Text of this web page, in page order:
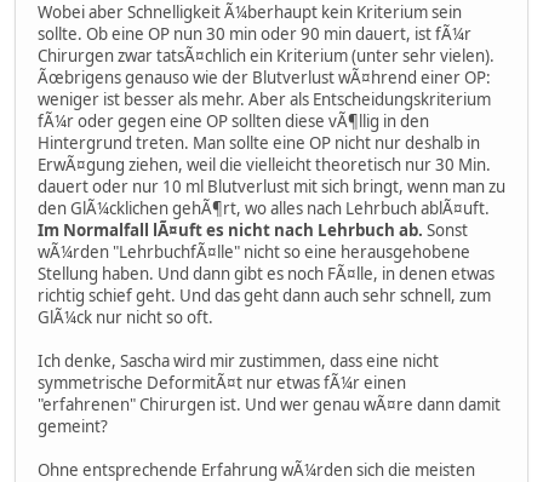
Wobei aber Schnelligkeit Ã¼berhaupt kein Kriterium sein
sollte. Ob eine OP nun 30 min oder 90 min dauert, ist fÃ¼r
Chirurgen zwar tatsÃ¤chlich ein Kriterium (unter sehr vielen).
Ãœbrigens genauso wie der Blutverlust wÃ¤hrend einer OP:
weniger ist besser als mehr. Aber als Entscheidungskriterium
fÃ¼r oder gegen eine OP sollten diese vÃ¶llig in den
Hintergrund treten. Man sollte eine OP nicht nur deshalb in
ErwÃ¤gung ziehen, weil die vielleicht theoretisch nur 30 Min.
dauert oder nur 10 ml Blutverlust mit sich bringt, wenn man zu
den GlÃ¼cklichen gehÃ¶rt, wo alles nach Lehrbuch ablÃ¤uft.
Im Normalfall lÃ¤uft es nicht nach Lehrbuch ab. Sonst
wÃ¼rden "LehrbuchfÃ¤lle" nicht so eine herausgehobene
Stellung haben. Und dann gibt es noch FÃ¤lle, in denen etwas
richtig schief geht. Und das geht dann auch sehr schnell, zum
GlÃ¼ck nur nicht so oft.
Ich denke, Sascha wird mir zustimmen, dass eine nicht
symmetrische DeformitÃ¤t nur etwas fÃ¼r einen
"erfahrenen" Chirurgen ist. Und wer genau wÃ¤re dann damit
gemeint?
Ohne entsprechende Erfahrung wÃ¼rden sich die meisten